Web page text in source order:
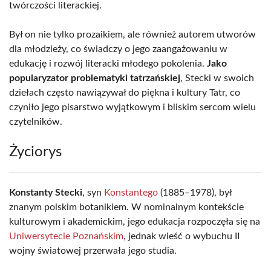
twórczości literackiej.
Był on nie tylko prozaikiem, ale również autorem utworów
dla młodzieży, co świadczy o jego zaangażowaniu w
edukację i rozwój literacki młodego pokolenia. Jako
popularyzator problematyki tatrzańskiej, Stecki w swoich
dziełach często nawiązywał do piękna i kultury Tatr, co
czyniło jego pisarstwo wyjątkowym i bliskim sercom wielu
czytelników.
Życiorys
Konstanty Stecki, syn Konstantego (1885–1978), był
znanym polskim botanikiem. W nominalnym kontekście
kulturowym i akademickim, jego edukacja rozpoczęła się na
Uniwersytecie Poznańskim, jednak wieść o wybuchu II
wojny światowej przerwała jego studia.